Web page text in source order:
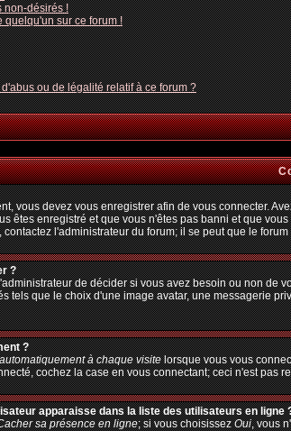
non-désirés !
quelqu'un sur ce forum !
ou de légalité relatif à ce forum ?
vous devez vous enregistrer afin de vous connecter.
êtes enregistré et que vous n'êtes pas banni et que
l'administrateur du forum; il se peut que le
?
de décider si vous avez besoin ou non
tels que le choix d'une image avatar, une messagerie
?
à chaque visitelorsque vous vous
cochez la case en vous connectant; ceci n'est
apparaisse dans la liste des utilisateurs en ligne
sa présence en ligne; si vous choisissezOui, vous